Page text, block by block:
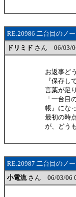
RE:20986 二台目のノ
ドリミド さん 06/03/
お返事ど
『保存し
言葉が足
「一台目
帳』にな
最初の時
が、どう
RE:20987 二台目のノ
小電流さん 06/03/06